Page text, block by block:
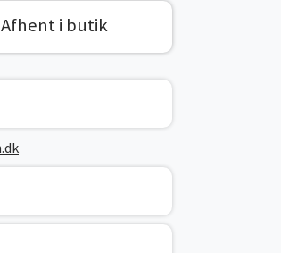
Afhent i butik